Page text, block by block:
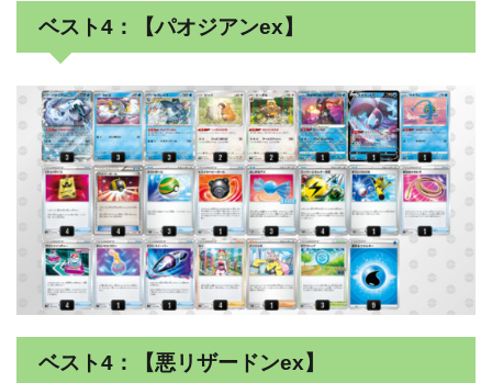
ベスト4：【パオジアンex】
ベスト4：【悪リザードンex】